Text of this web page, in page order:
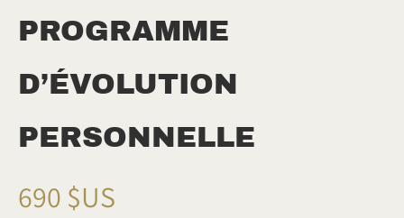
PROGRAMME
D’ÉVOLUTION
PERSONNELLE
M
690 $US